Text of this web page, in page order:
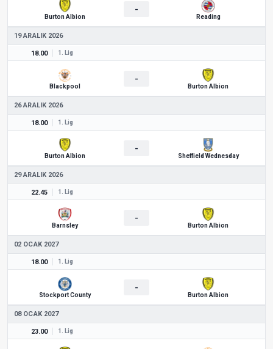
Burton Albion
-
Reading
19 ARALIK 2026
18.00 1. Lig
Blackpool
-
Burton Albion
26 ARALIK 2026
18.00 1. Lig
Burton Albion
-
Sheffield Wednesday
29 ARALIK 2026
22.45 1. Lig
Barnsley
-
Burton Albion
02 OCAK 2027
18.00 1. Lig
Stockport County
-
Burton Albion
08 OCAK 2027
23.00 1. Lig